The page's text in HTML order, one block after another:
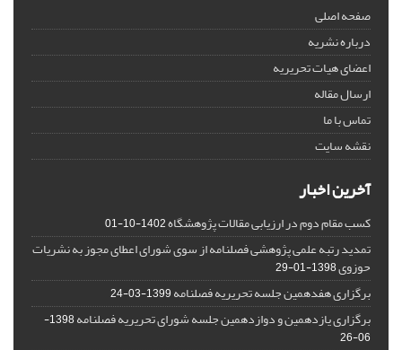
صفحه اصلی
درباره نشریه
اعضای هیات تحریریه
ارسال مقاله
تماس با ما
نقشه سایت
آخرین اخبار
کسب مقام دوم در ارزیابی مقالات پژوهشگاه1402-10-01
تمدید رتبه علمی پژوهشی فصلنامه از سوی شورای اعطای مجوز به نشریات
حوزوی1398-01-29
برگزاری هفدهمین جلسه تحریریه فصلنامه1399-03-24
برگزاری یازدهمین و دوازدهمین جلسه شورای تحریریه فصلنامه
1398-
06-26